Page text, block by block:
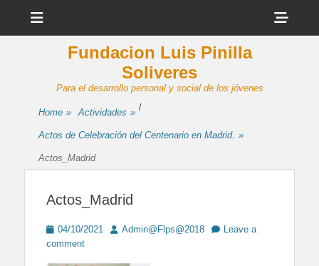
Fundacion Luis Pinilla
Soliveres
Para el desarrollo personal y social de los jóvenes
Home » Actividades » /
Actos de Celebración del Centenario en Madrid. »
Actos_Madrid
Actos_Madrid
Posted
on
04/10/2021 Author
Admin@Flps@2018
Leave a
comment